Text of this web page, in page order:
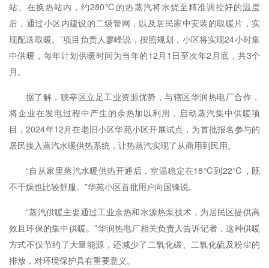
站。在换热站内，约280℃的热蒸汽将水烧至精准调控好的温度
后，通过小区内建设的二级管网，以及居民家中安装的取暖片，实
现配送取暖。”项目负责人廖峰说，按照规划，小区将实现24小时集
中供暖，每年计划供暖时间为当年的12月1日至次年2月底，共3个
月。
据了解，猇亭区立足工业资源优势，与辖区华润热电厂合作，
将企业在发电过程中产生的余热加以利用，启动蒸汽集中供暖项
目，2024年12月在老旧小区华苑小区开展试点，为首批报名参与的
居民接入蒸汽水暖供热系统，让热蒸汽实现了从商用到民用。
“自从家里蒸汽水暖供热开通后，室温稳定在18℃到22℃，既
不干燥也比较舒服。”华苑小区首批用户向国锋说。
“蒸汽供暖主要通过工业余热和水源热泵技术，为居民区提供高
效且环保的集中供暖。”华润热电厂相关负责人告诉记者，这种供暖
方式不仅节约了大量能源，还减少了二氧化碳、二氧化硫及粉尘的
排放，对环境保护具有重要意义。